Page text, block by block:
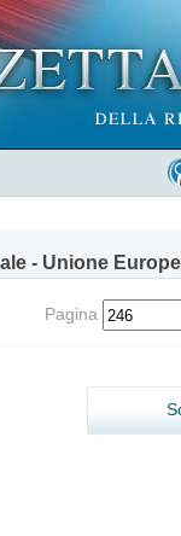
- Unione
Pagina